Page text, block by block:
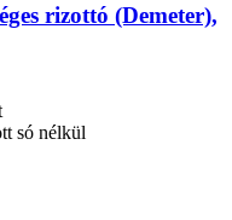
rizottó (Demeter),
só nélkül